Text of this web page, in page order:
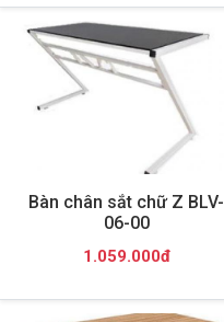
Bàn chân sắt chữ Z BLV-
06-00
1.059.000đ